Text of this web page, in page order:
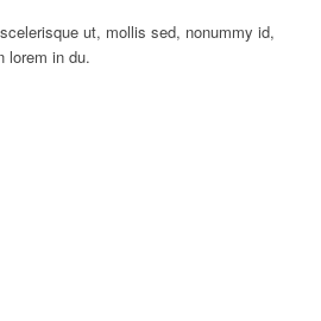
ut, mollis sed, nonummy id,
lorem in du.